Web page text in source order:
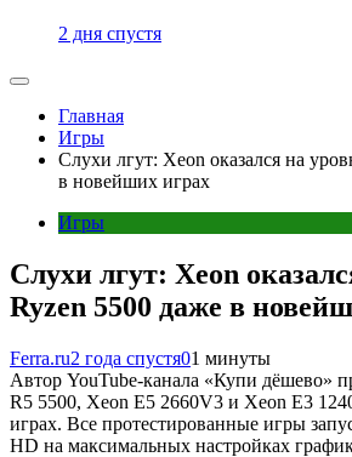
2 дня спустя
Главная
Игры
Слухи лгут: Xeon оказался на
в новейших играх
Игры
Слухи лгут: Xeon
Ryzen 5500 даже в
Ferra.ru2 года спустя01 минуты
Автор YouTube-канала «Купи дёшево»
R5 5500, Xeon E5 2660V3 и Xeon E3
играх. Все протестированные игры
HD на максимальных настройках